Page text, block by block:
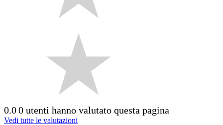
0.00 utenti hanno valutato questa pagina
Vedi tutte le valutazioni